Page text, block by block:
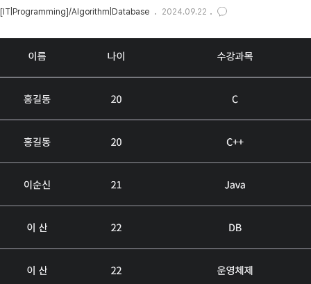
해서 처리하도록 짤수도 있긴한데... 속도면이나 프로그램 가독성 면에서 안좋을듯?그리고
그림 파일이나 비디오 파일도 어떻게 BLOB 형태로 저장할 수 있는지 좀 공부해봐야겠음.##
듯.### To byte[]```[.scrollable.lang-java]ByteArrayOut..
[IT|Programming]/Algorithm|Database 2024.09.22